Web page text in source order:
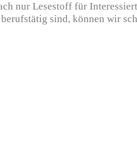
nur Lesestoff für
sind, können wir